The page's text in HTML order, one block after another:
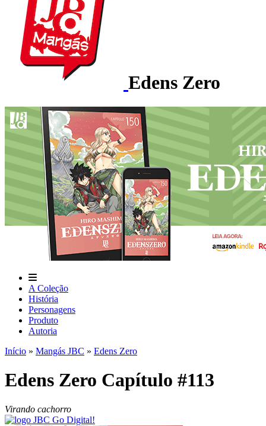
Edens Zero
A Coleção
História
Personagens
Produto
Autoria
Início » Mangás JBC » Edens Zero
Edens Zero Capítulo #113
Virando cachorro